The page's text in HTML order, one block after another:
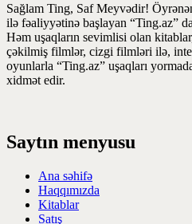
Sağlam Ting, Saf Meyvədir!
ilə fəaliyyətinə başlayan “Ting.az”
Həm uşaqların sevimlisi olan
çəkilmiş filmlər, cizgi filmləri ilə,
oyunlarla “Ting.az” uşaqları
xidmət edir.
Saytın menyusu
Ana səhifə
Haqqımızda
Kitablar
Satış